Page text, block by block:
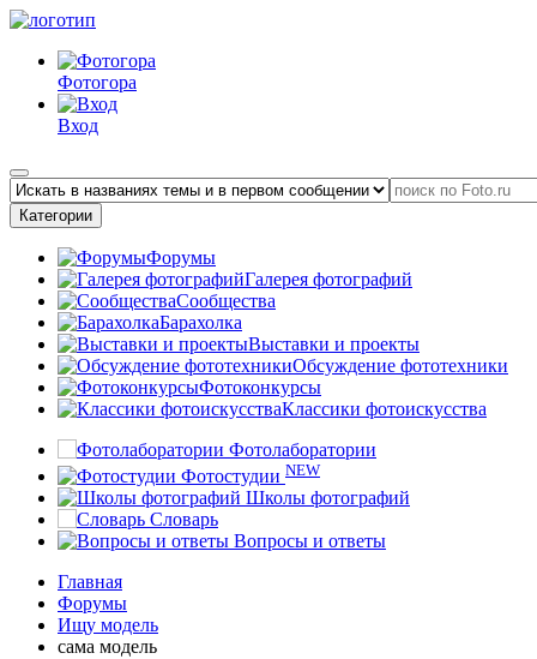
Фотогора
Вход
Категории
Форумы
Галерея фотографий
Сообщества
Барахолка
Выставки и проекты
Обсуждение фототехники
Фотоконкурсы
Классики фотоискусства
Фотолаборатории
Фотостудии NEW
Школы фотографий
Словарь
Вопросы и ответы
Главная
Форумы
Ищу модель
сама модель